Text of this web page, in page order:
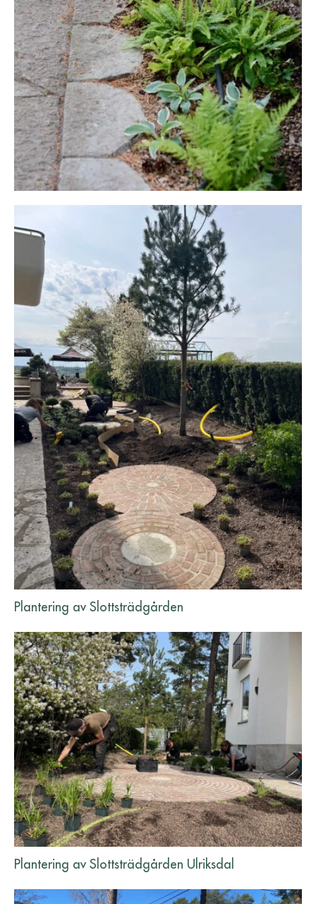
Plantering av Slottsträdgården
Plantering av Slottsträdgården Ulriksdal